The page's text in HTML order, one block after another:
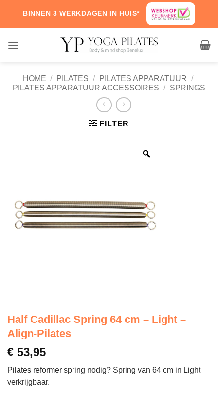
content
BINNEN 3 WERKDAGEN IN HUIS*
HOME / PILATES / PILATES APPARATUUR /
PILATES APPARATUUR ACCESSOIRES / SPRINGS
FILTER
Half Cadillac Spring 64 cm – Light –
Align-Pilates
€ 53,95
Pilates reformer spring nodig? Spring van 64 cm in Light
verkrijgbaar.